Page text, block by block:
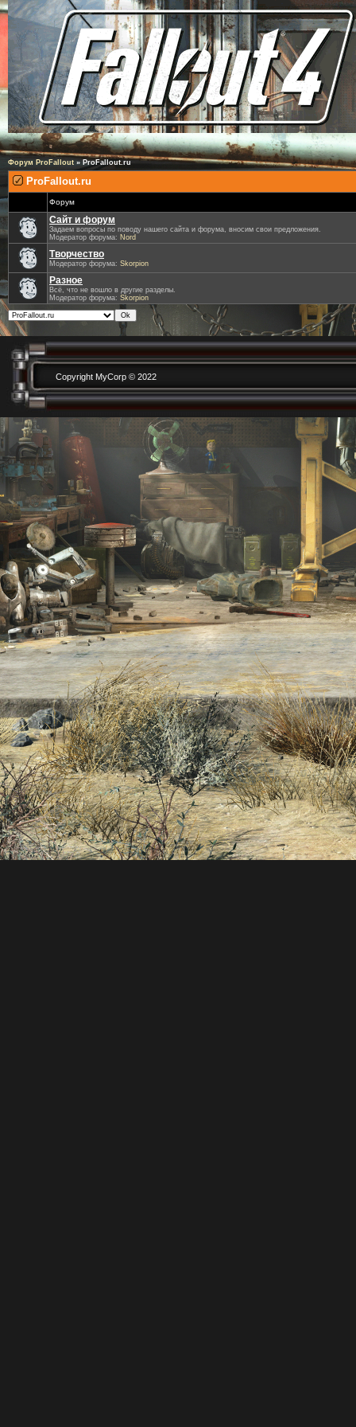
Форум ProFallout » ProFallout.ru
ProFallout.ru
Форум
Сайт и форум
Задаем вопросы по поводу нашего сайта и форума, вносим свои предложения.
Модератор форума: Nord
Творчество
Модератор форума: Skorpion
Разное
Всё, что не вошло в другие разделы.
Модератор форума: Skorpion
Copyright MyCorp © 2022